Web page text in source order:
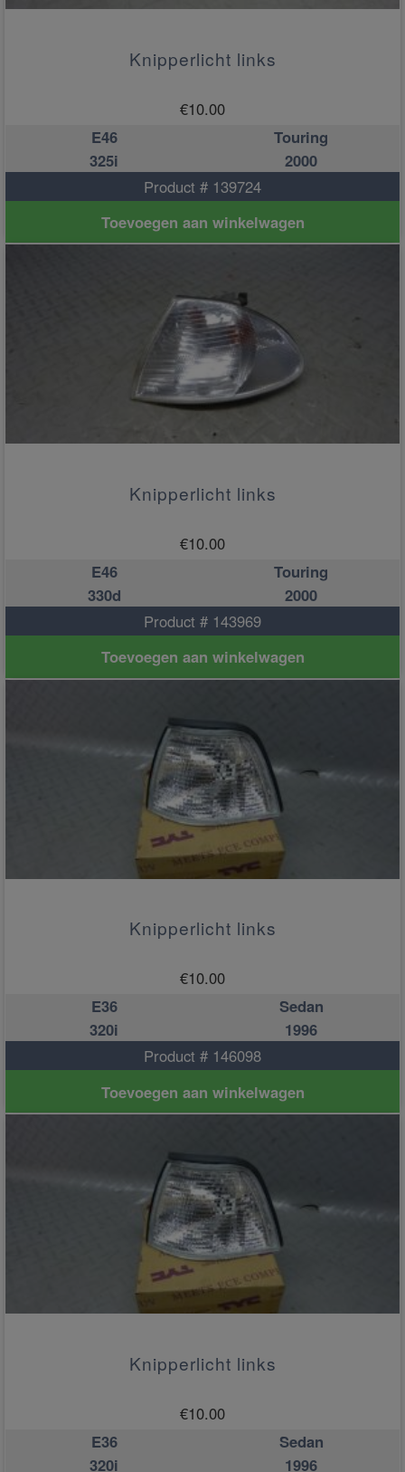
Knipperlicht links
€10.00
E46
Touring
325i
2000
Product # 139724
Toevoegen aan winkelwagen
Knipperlicht links
€10.00
E46
Touring
330d
2000
Product # 143969
Toevoegen aan winkelwagen
Knipperlicht links
€10.00
E36
Sedan
320i
1996
Product # 146098
Toevoegen aan winkelwagen
Knipperlicht links
€10.00
E36
Sedan
320i
1996